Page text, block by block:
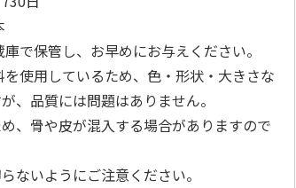
トイレ 飛び散
い消臭・抗菌サ
4L
円
別・税込)
ムデンタルコーン
ぐるぐるボーン型 S
…
470円
(送料別・税込)
チ 健康に育つ子ね
こ用 まぐろ・かつ
おに…
で保管し、お早めにお与えください。
を使用しているため、色・形状・大きさな
、品質には問題はありません。
、骨や皮が混入する場合がありますので
ないようにご注意ください。